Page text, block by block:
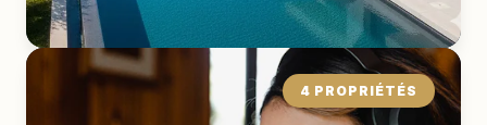
4 PROPRIÉTÉS